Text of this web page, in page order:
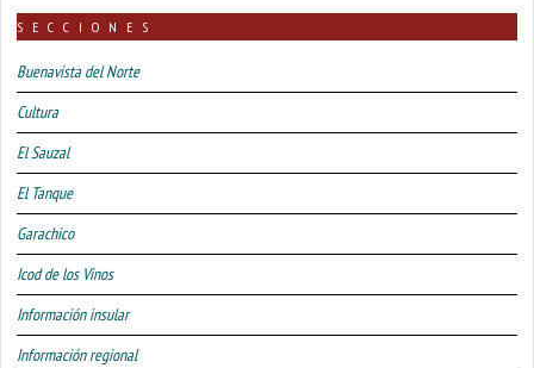
SECCIONES
Buenavista del Norte
Cultura
El Sauzal
El Tanque
Garachico
Icod de los Vinos
Información insular
Información regional